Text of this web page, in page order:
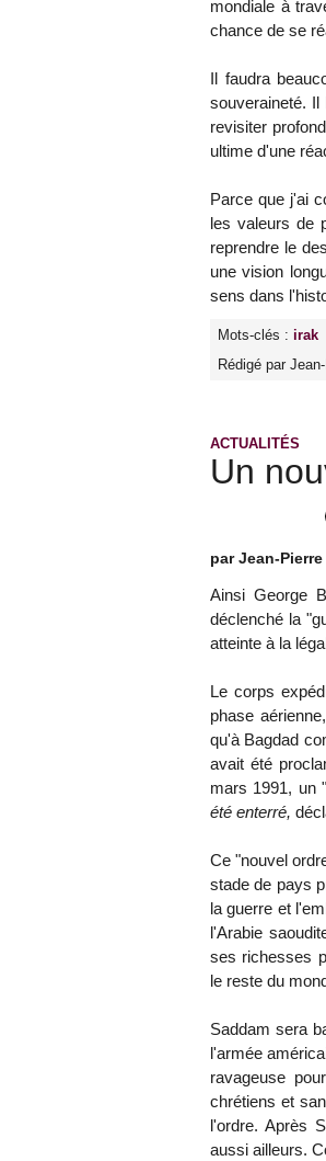
mondiale à
chance de se
Il faudra
souveraineté.
revisiter
ultime d'une
Parce que j'ai
les valeurs de
reprendre le
une vision
sens dans
Mots-clés : irak
Rédigé par
ACTUALITÉS
Un
par Jean-
Ainsi George
déclenché la
atteinte à la
Le corps
phase
qu'à Bagdad
avait été
mars 1991, un
été enterré,
Ce "nouvel
stade de pays
la guerre et
l'Arabie
ses richesses
le reste du
Saddam sera
l'armée
ravageuse
chrétiens et
l'ordre. Après
aussi ailleurs.